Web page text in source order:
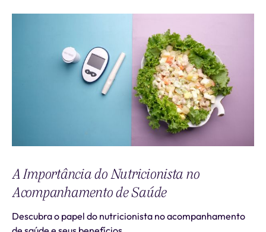
A Importância do Nutricionista no
Acompanhamento de Saúde
Descubra o papel do nutricionista no acompanhamento